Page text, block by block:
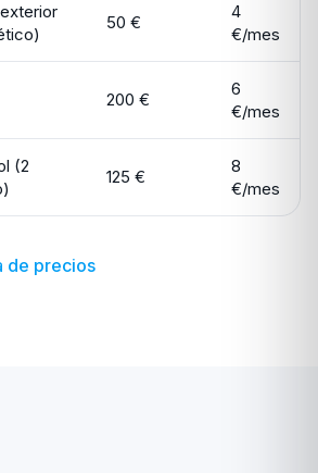
50 €
4
€/mes
200 €
6
€/mes
(2
125 €
8
€/mes
de precios